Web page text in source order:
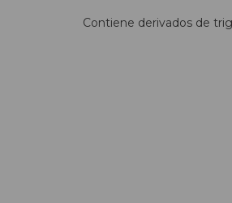
Contiene derivados de